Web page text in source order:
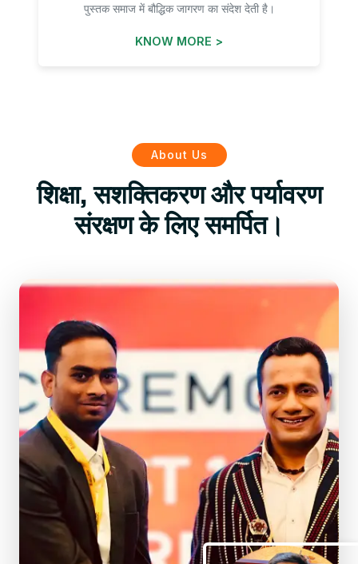
पुस्तक समाज में बौद्धिक जागरण का संदेश देती है।
KNOW MORE >
About Us
शिक्षा, सशक्तिकरण और पर्यावरण
संरक्षण के लिए समर्पित।